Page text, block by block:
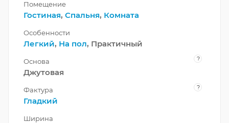
Помещение
Гостиная, Спальня, Комната
Особенности
Легкий, На пол, Практичный
Основа ?
Джутовая
Фактура ?
Гладкий
Ширина